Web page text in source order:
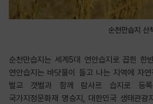
순천만습지 산
순천만습지는 세계5대 연안습지로 꼽힌 한
연안습지는 바닷물이 들고 나는 지역에 자
벌교 갯벌과 함께 람사르 습지로 등
국가지정문화재 명승지, 대한민국 생태관광